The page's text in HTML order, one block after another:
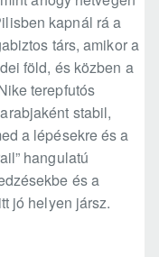
kapnál rá a
társ, amikor a
föld, és közben a
terepfutós
stabil,
a lépésekre és a
hangulatú
és a
jó helyen jársz.